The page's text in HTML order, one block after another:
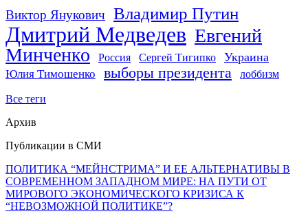
Виктор Янукович Владимир Путин
Дмитрий Медведев Евгений
Минченко
Россия Сергей Тигипко Украина
Юлия Тимошенко выборы президента лоббизм
Все теги
Архив
Публикации в СМИ
ПОЛИТИКА “МЕЙНСТРИМА” И ЕЕ АЛЬТЕРНАТИВЫ В
СОВРЕМЕННОМ ЗАПАДНОМ МИРЕ: НА ПУТИ ОТ
МИРОВОГО ЭКОНОМИЧЕСКОГО КРИЗИСА К
“НЕВОЗМОЖНОЙ ПОЛИТИКЕ”?